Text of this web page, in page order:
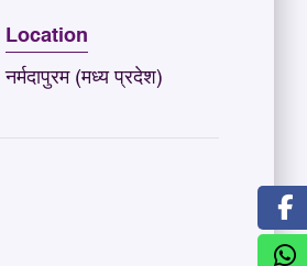
Location
नर्मदापुरम (मध्य प्रदेश)